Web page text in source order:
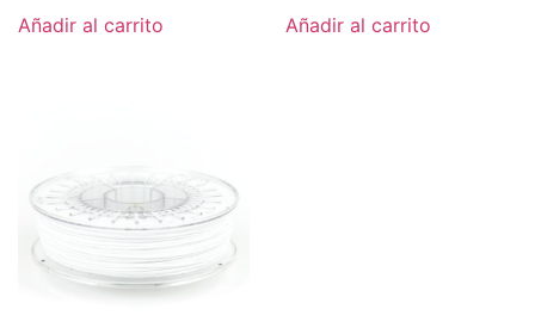
Añadir al carrito Añadir al carrito